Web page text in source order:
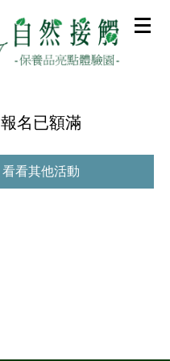
報名已額滿
看看其他活動